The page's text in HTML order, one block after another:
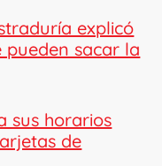
explicó
pueden sacar la
sus horarios
de